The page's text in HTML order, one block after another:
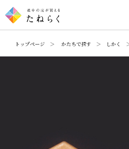
トップページ ＞ かたちで探す ＞ しかく